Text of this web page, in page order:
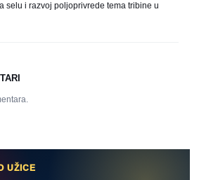
selu i razvoj poljoprivrede tema tribine u
UŽICE